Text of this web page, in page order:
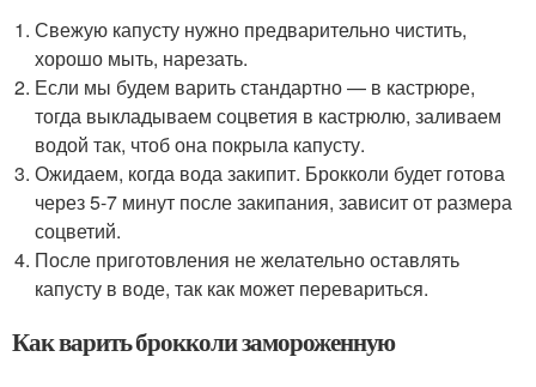
Свежую капусту нужно предварительно чистить,
хорошо мыть, нарезать.
Если мы будем варить стандартно — в кастрюре,
тогда выкладываем соцветия в кастрюлю, заливаем
водой так, чтоб она покрыла капусту.
Ожидаем, когда вода закипит. Брокколи будет готова
через 5-7 минут после закипания, зависит от размера
соцветий.
После приготовления не желательно оставлять
капусту в воде, так как может перевариться.
Как варить брокколи замороженную